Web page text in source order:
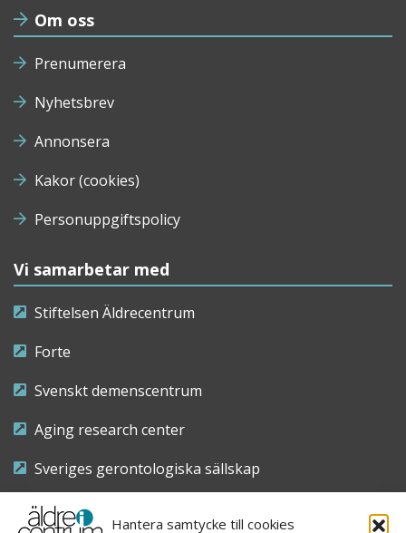
Hantera samtycke till cookies
Om oss
Prenumerera
Nyhetsbrev
Annonsera
Kakor (cookies)
Personuppgiftspolicy
Vi samarbetar med
Stiftelsen Äldrecentrum
Forte
Svenskt demenscentrum
Aging research center
Sveriges gerontologiska sällskap
Riksföreningen för sjuksköterskor inom äldre- och